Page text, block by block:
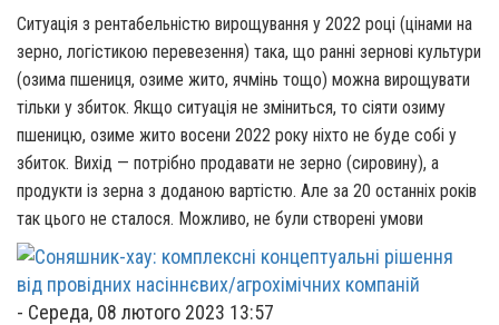
Ситуація з рентабельністю вирощування у 2022 році (цінами на
зерно, логістикою перевезення) така, що ранні зернові культури
(озима пшениця, озиме жито, ячмінь тощо) можна вирощувати
тільки у збиток. Якщо ситуація не зміниться, то сіяти озиму
пшеницю, озиме жито восени 2022 року ніхто не буде собі у
збиток. Вихід — потрібно продавати не зерно (сировину), а
продукти із зерна з доданою вартістю. Але за 20 останніх років
так цього не сталося. Можливо, не були створені умови
- Середа, 08 лютого 2023 13:57